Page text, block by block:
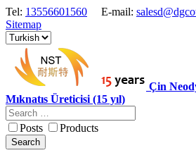
Tel: 13556601560 E-mail:
Sitemap
Çin
Mıknatıs Üreticisi (15 yıl)
Posts Products
Search